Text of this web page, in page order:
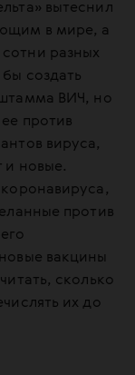
вытеснил
в мире, а
разных
создать
ВИЧ, но
против
вируса,
и новые.
коронавируса,
против
вакцины
сколько
их до